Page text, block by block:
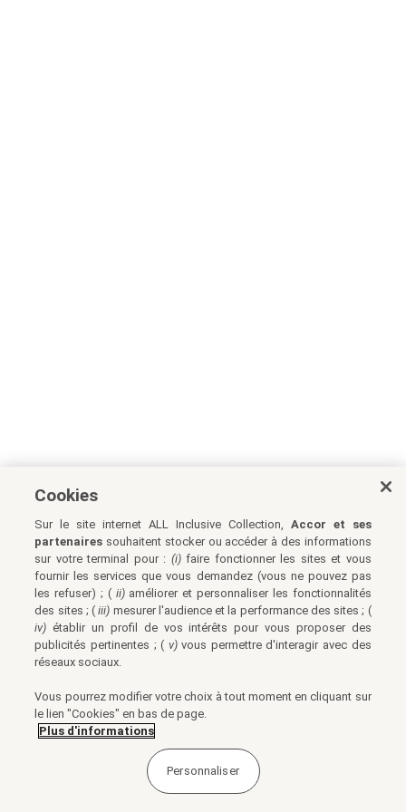
Cookies
Sur le site internet ALL Inclusive Collection, Accor et ses
partenaires souhaitent stocker ou accéder à des informations
sur votre terminal pour : (i)faire fonctionner les sites et vous
fournir les services que vous demandez (vous ne pouvez pas
les refuser) ; ( ii)améliorer et personnaliser les fonctionnalités
des sites ; (iii) mesurer l'audience et la performance des sites ; (
iv) établir un profil de vos intérêts pour vous proposer des
publicités pertinentes ; ( v)vous permettre d'interagir avec des
réseaux sociaux.
Vous pourrez modifier votre choix à tout moment en cliquant sur
le lien "Cookies" en bas de page.
Plus d'informations
Personnaliser